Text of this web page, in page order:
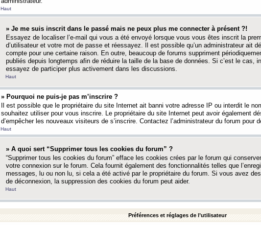
Haut
» Je me suis inscrit dans le passé mais ne peux plus me connecter à présent ?!
Essayez de localiser l’e-mail qui vous a été envoyé lorsque vous vous êtes inscrit la
d’utilisateur et votre mot de passe et réessayez. Il est possible qu’un administrateur ait
compte pour une certaine raison. En outre, beaucoup de forums suppriment
publiés depuis longtemps afin de réduire la taille de la base de données. Si c’est le cas,
essayez de participer plus activement dans les discussions.
Haut
» Pourquoi ne puis-je pas m’inscrire ?
Il est possible que le propriétaire du site Internet ait banni votre adresse IP ou interdit le
souhaitez utiliser pour vous inscrire. Le propriétaire du site Internet peut avoir également
d’empêcher les nouveaux visiteurs de s’inscrire. Contactez l’administrateur du forum pour
Haut
» A quoi sert “Supprimer tous les cookies du forum” ?
“Supprimer tous les cookies du forum” efface les cookies crées par le forum qui
votre connexion sur le forum. Cela fournit également des fonctionnalités telles que
messages, lu ou non lu, si cela a été activé par le propriétaire du forum. Si vous avez
de déconnexion, la suppression des cookies du forum peut aider.
Haut
Préférences et réglages de l’utilisateur